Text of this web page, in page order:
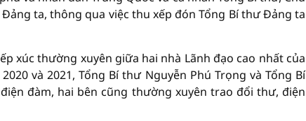
ta, thông qua việc thu xếp đón Tổng Bí thư Đảng ta
xúc thường xuyên giữa hai nhà Lãnh đạo cao nhất của
và 2021, Tổng Bí thư Nguyễn Phú Trọng và Tổng Bí
đàm, hai bên cũng thường xuyên trao đổi thư, điện